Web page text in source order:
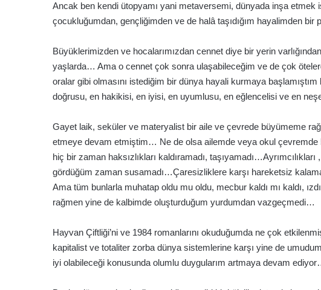
Ancak ben kendi ütopyamı yani metaversemi, dünyada inşa
çocukluğumdan, gençliğimden ve de halâ taşıdığım hayalimden bir
Büyüklerimizden ve hocalarımızdan cennet diye bir yerin
yaşlarda… Ama o cennet çok sonra ulaşabileceğim ve de çok
oralar gibi olmasını istediğim bir dünya hayali kurmaya
doğrusu, en hakikisi, en iyisi, en uyumlusu, en eğlencelisi ve en
Gayet laik, seküler ve materyalist bir aile ve çevrede büyümeme
etmeye devam etmiştim… Ne de olsa ailemde veya okul
hiç bir zaman haksızlıkları kaldıramadı,
gördüğüm zaman susamadı…Çaresizliklere karşı hareketsiz
Ama tüm bunlarla muhatap oldu mu oldu, mecbur kaldı mı kaldı,
rağmen yine de kalbimde oluşturduğum yurdumdan vazgeçmedi…
Hayvan Çiftliği’ni ve 1984 romanlarını okuduğumda ne çok
kapitalist ve totaliter zorba dünya sistemlerine karşı yine de
iyi olabileceği konusunda olumlu duygularım artmaya devam